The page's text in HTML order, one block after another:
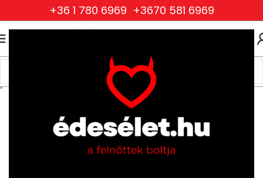
+36 1 780 6969 +3670 581 6969
Szexjátékok Pénisz és Erekció Növelés
Pénisz Köpenyek